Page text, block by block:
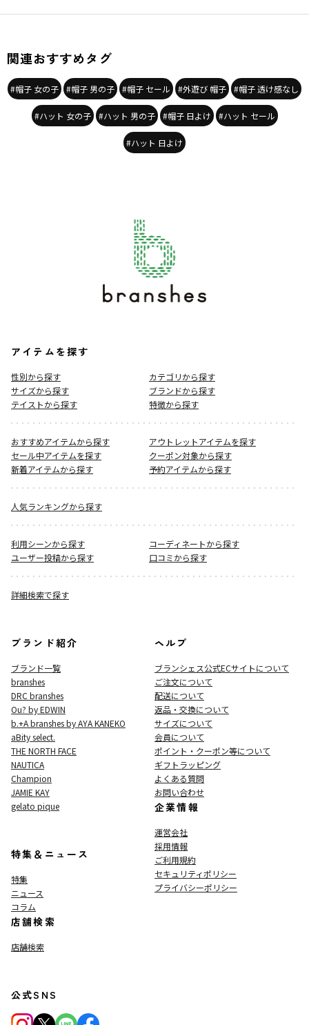
関連おすすめタグ
#帽子 女の子 #帽子 男の子 #帽子 セール #外遊び 帽子 #帽子 透け感なし
#ハット 女の子 #ハット 男の子 #帽子 日よけ #ハット セール
#ハット 日よけ
アイテムを探す
性別から探す
カテゴリから探す
サイズから探す
ブランドから探す
テイストから探す
特徴から探す
おすすめアイテムから探す
アウトレットアイテムを探す
セール中アイテムを探す
クーポン対象から探す
新着アイテムから探す
予約アイテムから探す
人気ランキングから探す
利用シーンから探す
コーディネートから探す
ユーザー投稿から探す
口コミから探す
詳細検索で探す
ブランド紹介
ブランド一覧
branshes
DRC branshes
Ou? by EDWIN
b.+A branshes by AYA KANEKO
aBity select.
THE NORTH FACE
NAUTICA
Champion
JAMIE KAY
gelato pique
特集＆ニュース
特集
ニュース
コラム
店舗検索
店舗検索
ヘルプ
ブランシェス公式ECサイトについて
ご注文について
配送について
返品・交換について
サイズについて
会員について
ポイント・クーポン等について
ギフトラッピング
よくある質問
お問い合わせ
企業情報
運営会社
採用情報
ご利用規約
セキュリティポリシー
プライバシーポリシー
公式SNS